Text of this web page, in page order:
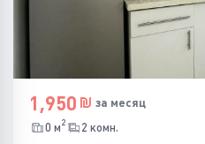
1,950
за месяц
0 м2 2 комн.